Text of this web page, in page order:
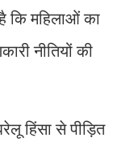
है कि महिलाओं का
नीतियों की
हिंसा से पीड़ित